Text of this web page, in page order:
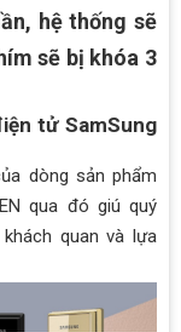
hệ thống sẽ
sẽ bị khóa 3
tử SamSung
dòng sản phẩm
qua đó giú quý
quan và lựa